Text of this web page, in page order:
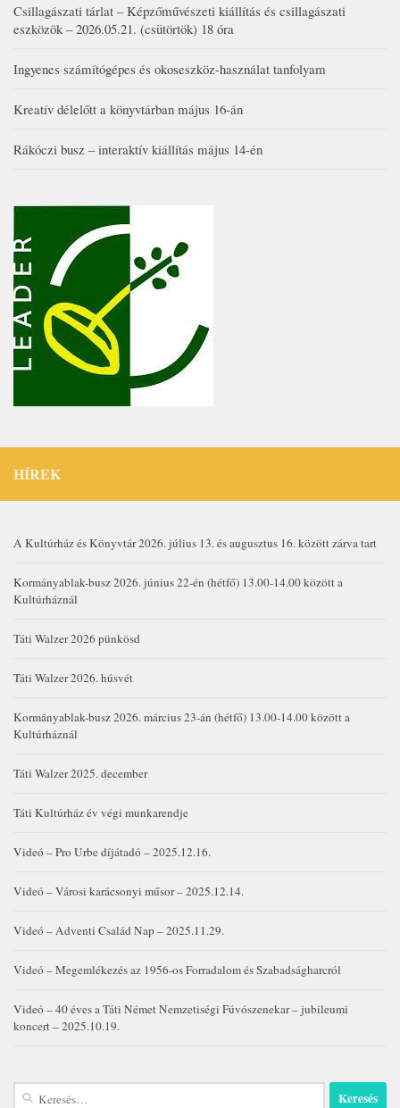
Csillagászati tárlat – Képzőművészeti kiállítás és csillagászati
eszközök – 2026.05.21. (csütörtök) 18 óra
Ingyenes számítógépes és okoseszköz-használat tanfolyam
Kreatív délelőtt a könyvtárban május 16-án
Rákóczi busz – interaktív kiállítás május 14-én
HÍREK
A Kultúrház és Könyvtár 2026. július 13. és augusztus 16. között zárva tart
Kormányablak-busz 2026. június 22-én (hétfő) 13.00-14.00 között a
Kultúrháznál
Táti Walzer 2026 pünkösd
Táti Walzer 2026. húsvét
Kormányablak-busz 2026. március 23-án (hétfő) 13.00-14.00 között a
Kultúrháznál
Táti Walzer 2025. december
Táti Kultúrház év végi munkarendje
Videó – Pro Urbe díjátadó – 2025.12.16.
Videó – Városi karácsonyi műsor – 2025.12.14.
Videó – Adventi Család Nap – 2025.11.29.
Videó – Megemlékezés az 1956-os Forradalom és Szabadságharcról
Videó – 40 éves a Táti Német Nemzetiségi Fúvószenekar – jubileumi
koncert – 2025.10.19.
Keresés: